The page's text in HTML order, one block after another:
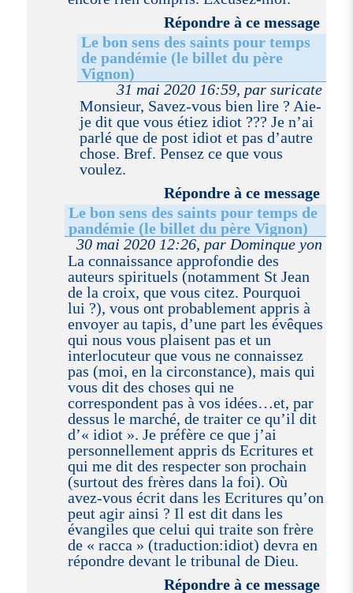
Répondre à ce message
Le bon sens des saints pour temps
de pandémie (le billet du père
Vignon)
31 mai 2020 16:59, par suricate
Monsieur, Savez-vous bien lire ? Aie-
je dit que vous étiez idiot ??? Je n’ai
parlé que de post idiot et pas d’autre
chose. Bref. Pensez ce que vous
voulez.
Répondre à ce message
Le bon sens des saints pour temps de
pandémie (le billet du père Vignon)
30 mai 2020 12:26, par Dominque yon
La connaissance approfondie des
auteurs spirituels (notamment St Jean
de la croix, que vous citez. Pourquoi
lui ?), vous ont probablement appris à
envoyer au tapis, d’une part les évêques
qui nous vous plaisent pas et un
interlocuteur que vous ne connaissez
pas (moi, en la circonstance), mais qui
vous dit des choses qui ne
correspondent pas à vos idées…et, par
dessus le marché, de traiter ce qu’il dit
d’« idiot ». Je préfère ce que j’ai
personnellement appris ds Ecritures et
qui me dit des respecter son prochain
(surtout des frères dans la foi). Où
avez-vous écrit dans les Ecritures qu’on
peut agir ainsi ? Il est dit dans les
évangiles que celui qui traite son frère
de « racca » (traduction:idiot) devra en
répondre devant le tribunal de Dieu.
Répondre à ce message